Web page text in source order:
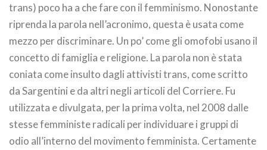
trans) poco ha a che fare con il femminismo. Nonostante
riprenda la parola nell’acronimo, questa è usata come
mezzo per discriminare. Un po’ come gli omofobi usano il
concetto di famiglia e religione. La parola non è stata
coniata come insulto dagli attivisti trans, come scritto
da Sargentini e da altri negli articoli del Corriere. Fu
utilizzata e divulgata, per la prima volta, nel 2008 dalle
stesse femministe radicali per individuare i gruppi di
odio all’interno del movimento femminista. Certamente